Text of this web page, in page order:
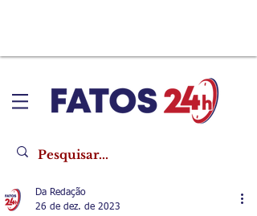
Da Redação
26 de dez. de 2023